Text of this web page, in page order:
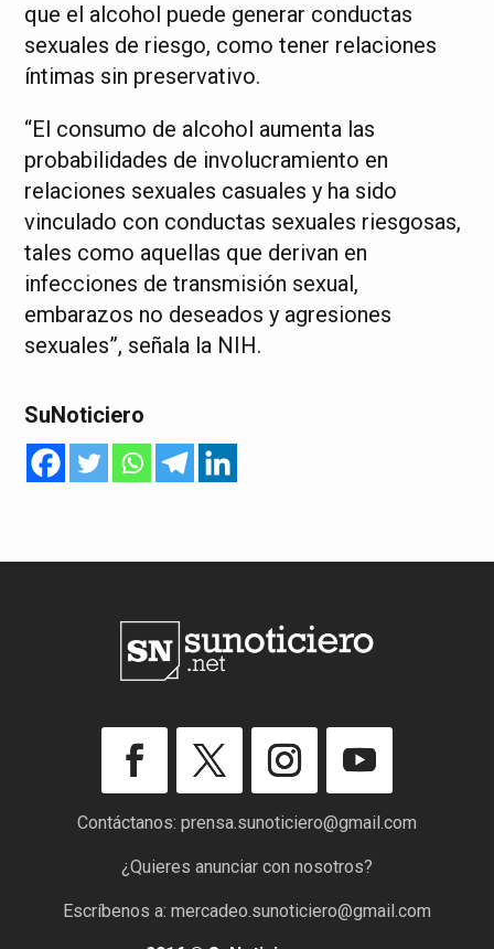
que el alcohol puede generar conductas
sexuales de riesgo, como tener relaciones
íntimas sin preservativo.
“El consumo de alcohol aumenta las
probabilidades de involucramiento en
relaciones sexuales casuales y ha sido
vinculado con conductas sexuales riesgosas,
tales como aquellas que derivan en
infecciones de transmisión sexual,
embarazos no deseados y agresiones
sexuales”, señala la NIH.
SuNoticiero
Contáctanos: prensa.sunoticiero@gmail.com
¿Quieres anunciar con nosotros?
Escríbenos a: mercadeo.sunoticiero@gmail.com